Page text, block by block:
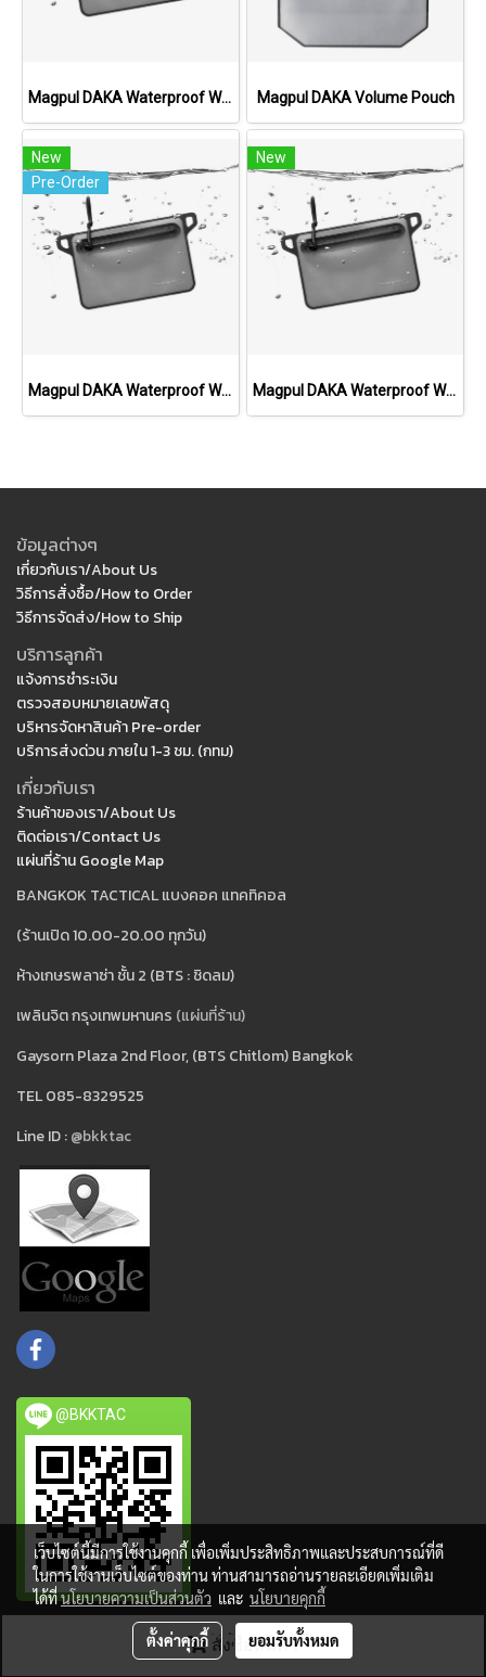
สั่งซื้อสินค้า
Magpul DAKA Waterproof Window Pouch, Large Magpul DAKA Volume Pouch
New
Pre-Order
Magpul DAKA Waterproof Window Pouch, Small
New
Magpul DAKA Waterproof Window Pouch, Medium
ข้อมูลต่างๆ
เกี่ยวกับเรา/About Us
วิธีการสั่งซื้อ/How to Order
วิธีการจัดส่ง/How to Ship
บริการลูกค้า
แจ้งการชำระเงิน
ตรวจสอบหมายเลขพัสดุ
บริหารจัดหาสินค้า Pre-order
บริการส่งด่วน ภายใน 1-3 ชม. (กทม)
เกี่ยวกับเรา
ร้านค้าของเรา/About Us
ติดต่อเรา/Contact Us
แผ่นที่ร้าน Google Map
BANGKOK TACTICAL แบงคอค แทคทิคอล
(ร้านเปิด 10.00-20.00 ทุกวัน)
ห้างเกษรพลาซ่า ชั้น 2 (BTS : ชิดลม)
เพลินจิต กรุงเทพมหานคร (แผ่นที่ร้าน)
Gaysorn Plaza 2nd Floor, (BTS Chitlom) Bangkok
TEL 085-8329525
Line ID :@bkktac
@BKKTAC
Copy right by UNAGUN.COM
เว็บไซต์นี้มีการใช้งานคุกกี้ เพื่อเพิ่มประสิทธิภาพและประสบการณ์ที่ดี
ในการใช้งานเว็บไซต์ของท่าน ท่านสามารถอ่านรายละเอียดเพิ่มเติม
ได้ที่นโยบายความเป็นส่วนตัว และ นโยบายคุกกี้
ตั้งค่าคุกกี้ ยอมรับทั้งหมด